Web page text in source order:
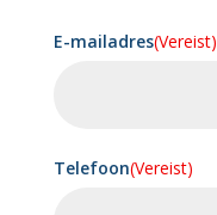
E-mailadres(Vereist)
Telefoon(Vereist)